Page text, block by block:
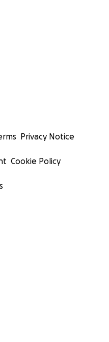
Privacy Notice
Cookie Policy